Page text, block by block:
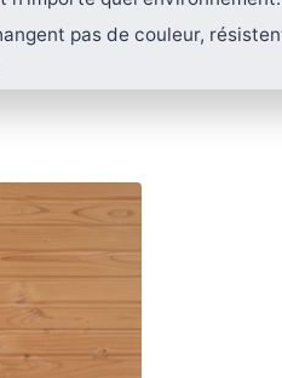
LAMES DE
EN ACCOYA
LAMES DE TERRASSE
COMPOSITE
aluminium
ALERTE ET
PODOTACTILE
DE BARDAGE
ROUGE
pas de couleur,